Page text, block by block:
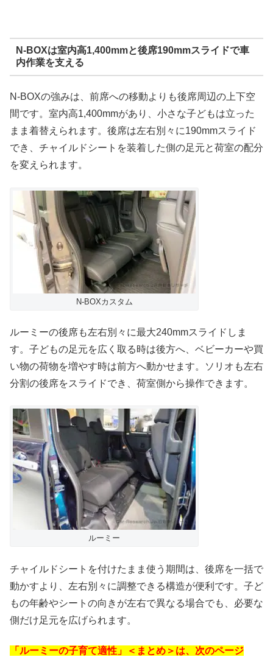
N-BOXは室内高1,400mmと後席190mmスライドで車
内作業を支える
N-BOXの強みは、前席への移動よりも後席周辺の上下空
間です。室内高1,400mmがあり、小さな子どもは立った
まま着替えられます。後席は左右別々に190mmスライド
でき、チャイルドシートを装着した側の足元と荷室の配分
を変えられます。
N-BOXカスタム
ルーミーの後席も左右別々に最大240mmスライドしま
す。子どもの足元を広く取る時は後方へ、ベビーカーや買
い物の荷物を増やす時は前方へ動かせます。ソリオも左右
分割の後席をスライドでき、荷室側から操作できます。
ルーミー
チャイルドシートを付けたまま使う期間は、後席を一括で
動かすより、左右別々に調整できる構造が便利です。子ど
もの年齢やシートの向きが左右で異なる場合でも、必要な
側だけ足元を広げられます。
「ルーミーの子育て適性」＜まとめ＞は、次のページ